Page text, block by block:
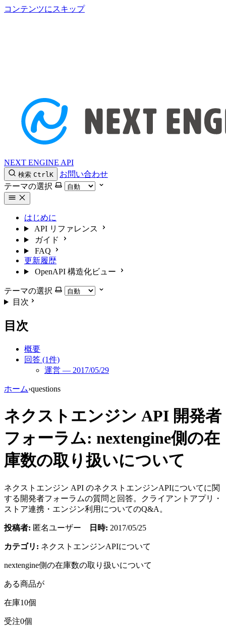
コンテンツにスキップ
NEXT ENGINE API
検索 CtrlK
お問い合わせ
テーマの選択
はじめに
API リファレンス
ガイド
FAQ
更新履歴
OpenAPI 構造化ビュー
テーマの選択
目次
目次
概要
回答 (1件)
運営 — 2017/05/29
ホーム›questions
ネクストエンジン API 開発者
フォーラム: nextengine側の在
庫数の取り扱いについて
ネクストエンジン API のネクストエンジンAPIについてに関
する開発者フォーラムの質問と回答。クライアントアプリ・
ストア連携・エンジン利用についてのQ&A。
投稿者: 匿名ユーザー 日時: 2017/05/25
カテゴリ: ネクストエンジンAPIについて
nextengine側の在庫数の取り扱いについて
ある商品が
在庫10個
受注0個